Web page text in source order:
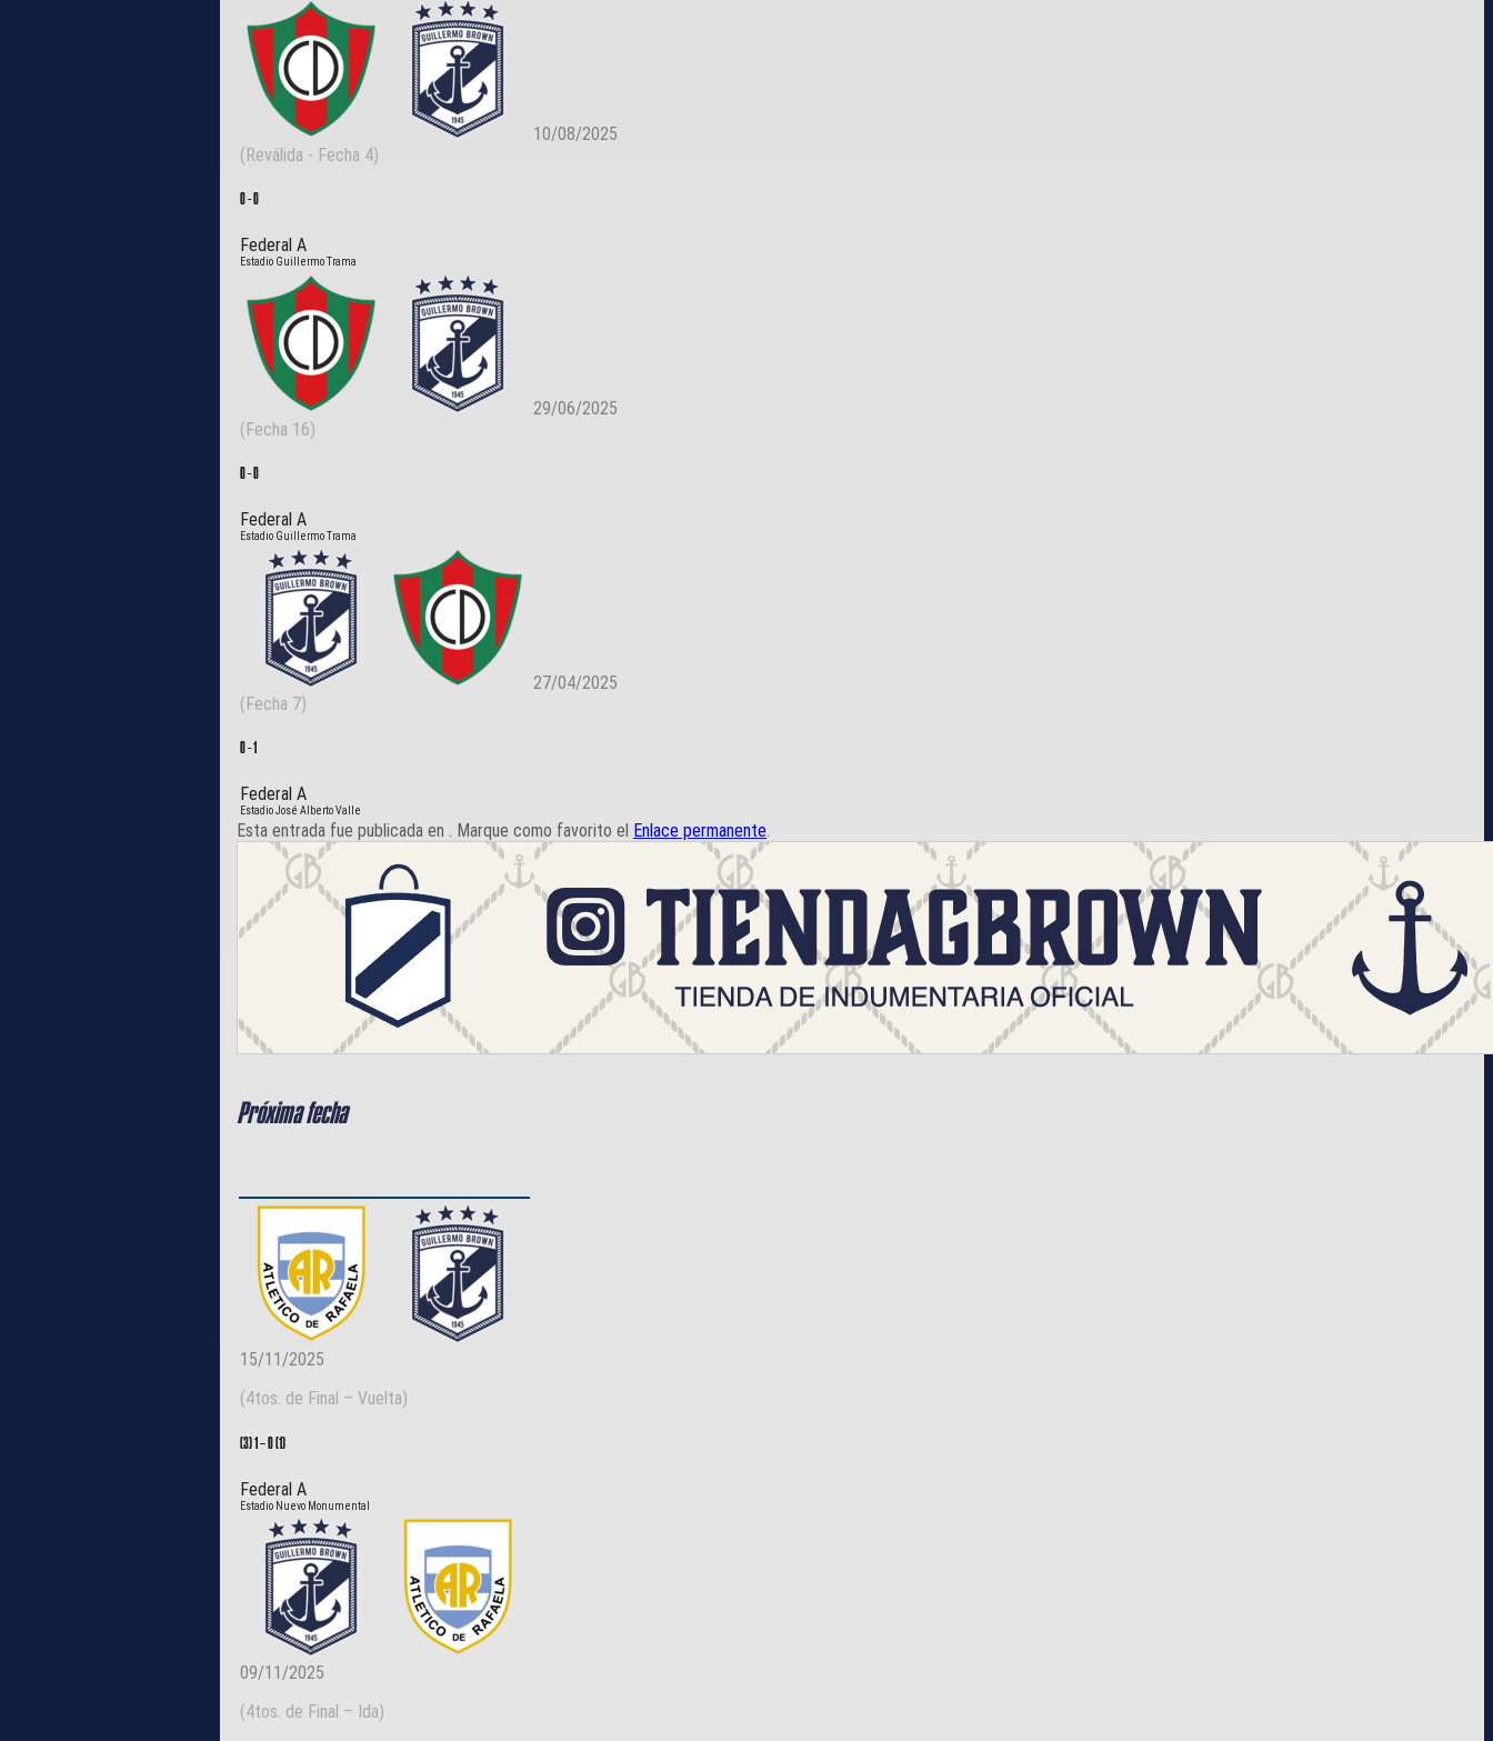
10/08/2025
(Reválida - Fecha 4)
0 - 0
Federal A
Estadio Guillermo Trama
29/06/2025
(Fecha 16)
0 - 0
Federal A
Estadio Guillermo Trama
27/04/2025
(Fecha 7)
0 -1
Federal A
Estadio José Alberto Valle
Esta entrada fue publicada en . Marque como favorito el Enlace permanente
Próxima fecha
15/11/2025
(4tos. de Final – Vuelta)
(3) 1 – 0 (1)
Federal A
Estadio Nuevo Monumental
09/11/2025
(4tos. de Final – Ida)